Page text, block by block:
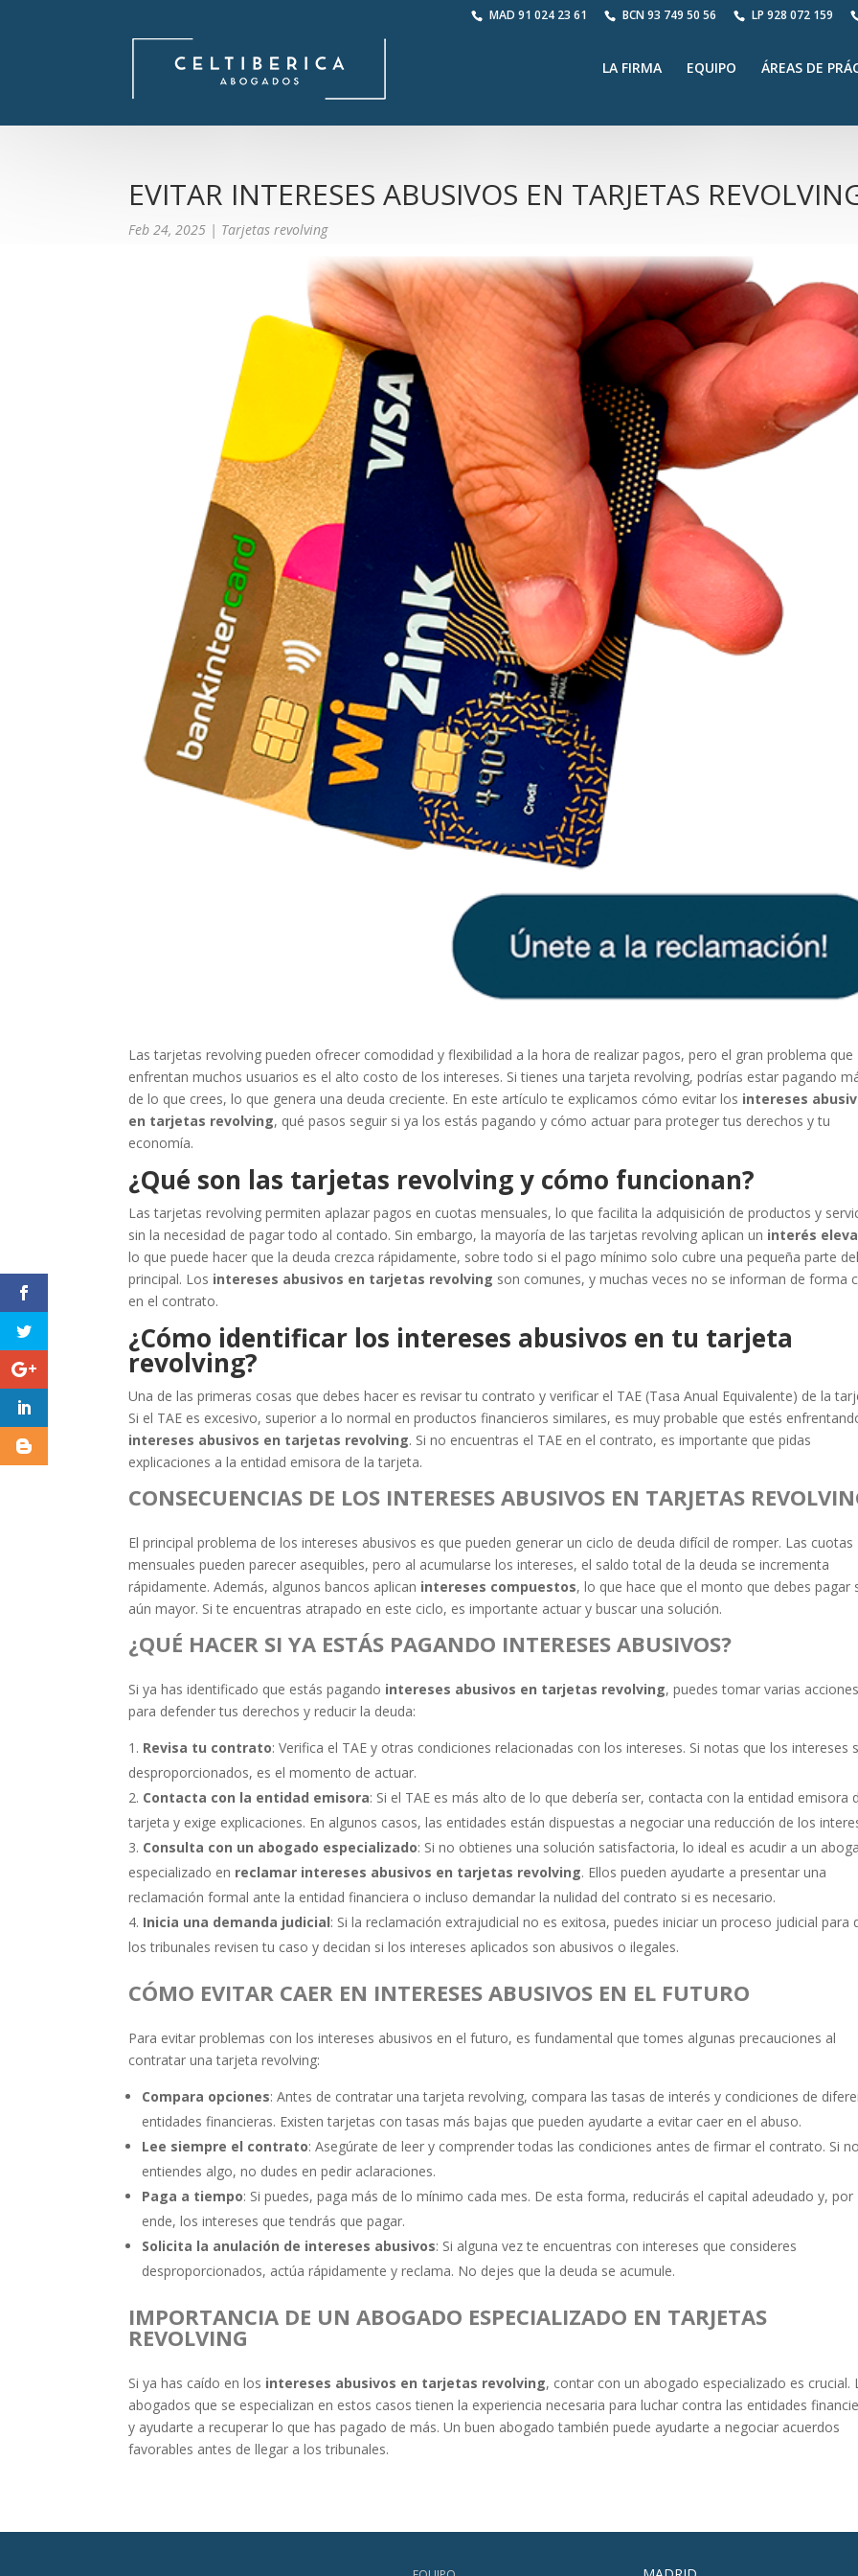
MAD 91 024 23 61 BCN93 749 50 56 LP 928 072 159
LA FIRMA EQUIPO ÁREAS DE
EVITAR INTERESES ABUSIVOS EN TARJETAS
Feb 24, 2025 | Tarjetas revolving
Las tarjetas revolving pueden ofrecer comodidad y flexibilidad a la hora de realizar pagos, pero el gran problema que
enfrentan muchos usuarios es el alto costo de los intereses. Si tienes una tarjeta revolving, podrías estar pagando
de lo que crees, lo que genera una deuda creciente. En este artículo te explicamos cómo evitar los intereses
en tarjetas revolving, qué pasos seguir si ya los estás pagando y cómo actuar para proteger tus derechos y tu
economía.
¿Qué son las tarjetas revolving y cómo funcionan?
Las tarjetas revolving permiten aplazar pagos en cuotas mensuales, lo que facilita la adquisición de productos y
sin la necesidad de pagar todo al contado. Sin embargo, la mayoría de las tarjetas revolving aplican un interés
lo que puede hacer que la deuda crezca rápidamente, sobre todo si el pago mínimo solo cubre una pequeña parte del
principal. Los intereses abusivos en tarjetas revolving son comunes, y muchas veces no se informan de forma
en el contrato.
¿Cómo identificar los intereses abusivos en tu tarjeta
revolving?
Una de las primeras cosas que debes hacer es revisar tu contrato y verificar el TAE (Tasa Anual Equivalente) de la
Si el TAE es excesivo, superior a lo normal en productos financieros similares, es muy probable que estés
intereses abusivos en tarjetas revolving. Si no encuentras el TAE en el contrato, es importante que pidas
explicaciones a la entidad emisora de la tarjeta.
CONSECUENCIAS DE LOS INTERESES ABUSIVOS EN TARJETAS
El principal problema de los intereses abusivos es que pueden generar un ciclo de deuda difícil de romper. Las cuotas
mensuales pueden parecer asequibles, pero al acumularse los intereses, el saldo total de la deuda se incrementa
rápidamente. Además, algunos bancos aplican intereses compuestos, lo que hace que el monto que debes pagar
aún mayor. Si te encuentras atrapado en este ciclo, es importante actuar y buscar una solución.
¿QUÉ HACER SI YA ESTÁS PAGANDO INTERESES ABUSIVOS?
Si ya has identificado que estás pagando intereses abusivos en tarjetas revolving, puedes tomar varias acciones
para defender tus derechos y reducir la deuda:
Revisa tu contrato: Verifica el TAE y otras condiciones relacionadas con los intereses. Si notas que los intereses
desproporcionados, es el momento de actuar.
Contacta con la entidad emisora: Si el TAE es más alto de lo que debería ser, contacta con la entidad emisora
tarjeta y exige explicaciones. En algunos casos, las entidades están dispuestas a negociar una reducción de los
Consulta con un abogado especializado: Si no obtienes una solución satisfactoria, lo ideal es acudir a un
especializado en reclamar intereses abusivos en tarjetas revolving. Ellos pueden ayudarte a presentar una
reclamación formal ante la entidad financiera o incluso demandar la nulidad del contrato si es necesario.
Inicia una demanda judicial: Si la reclamación extrajudicial no es exitosa, puedes iniciar un proceso judicial para
los tribunales revisen tu caso y decidan si los intereses aplicados son abusivos o ilegales.
CÓMO EVITAR CAER EN INTERESES ABUSIVOS EN EL FUTURO
Para evitar problemas con los intereses abusivos en el futuro, es fundamental que tomes algunas precauciones al
contratar una tarjeta revolving:
Compara opciones: Antes de contratar una tarjeta revolving, compara las tasas de interés y condiciones de
entidades financieras. Existen tarjetas con tasas más bajas que pueden ayudarte a evitar caer en el abuso.
Lee siempre el contrato: Asegúrate de leer y comprender todas las condiciones antes de firmar el contrato. Si no
entiendes algo, no dudes en pedir aclaraciones.
Paga a tiempo: Si puedes, paga más de lo mínimo cada mes. De esta forma, reducirás el capital adeudado y, por
ende, los intereses que tendrás que pagar.
Solicita la anulación de intereses abusivos: Si alguna vez te encuentras con intereses que consideres
desproporcionados, actúa rápidamente y reclama. No dejes que la deuda se acumule.
IMPORTANCIA DE UN ABOGADO ESPECIALIZADO EN TARJETAS
REVOLVING
Si ya has caído en los intereses abusivos en tarjetas revolving, contar con un abogado especializado es crucial.
abogados que se especializan en estos casos tienen la experiencia necesaria para luchar contra las entidades
y ayudarte a recuperar lo que has pagado de más. Un buen abogado también puede ayudarte a negociar acuerdos
favorables antes de llegar a los tribunales.